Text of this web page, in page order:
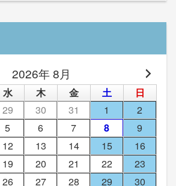
2026年 8月
水 木 金 土
日
29 30 31 1
2
5 6 7 8
9
12 13 14 15
16
19 20 21 22
23
26 27 28 29
30